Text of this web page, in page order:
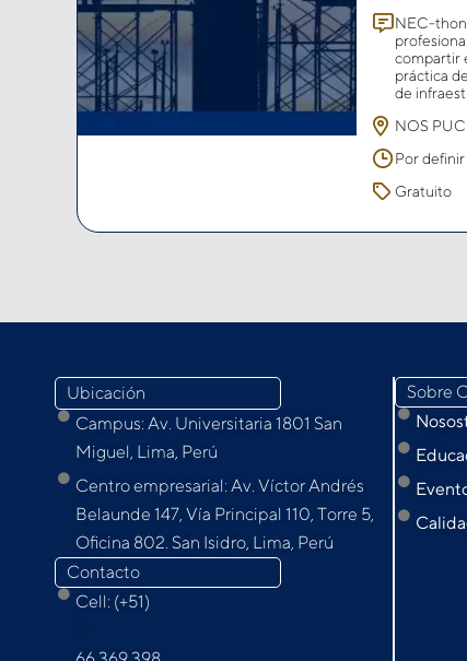
NEC-thon
compartir
práctica
de
NOS
Por definir
Gratuito
Ubicación
Campus: Av. Universitaria 1801 San
Miguel, Lima, Perú
Centro empresarial: Av. Víctor Andrés
Belaunde 147, Vía Principal 110, Torre 5,
Oﬁcina 802. San Isidro, Lima, Perú
Contacto
Cell: (+51)
Sobre